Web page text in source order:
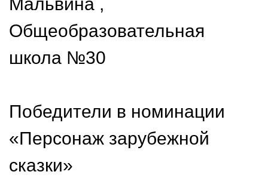
Общеобразовательная
школа №30
Победители в номинации
«Персонаж зарубежной
сказки»